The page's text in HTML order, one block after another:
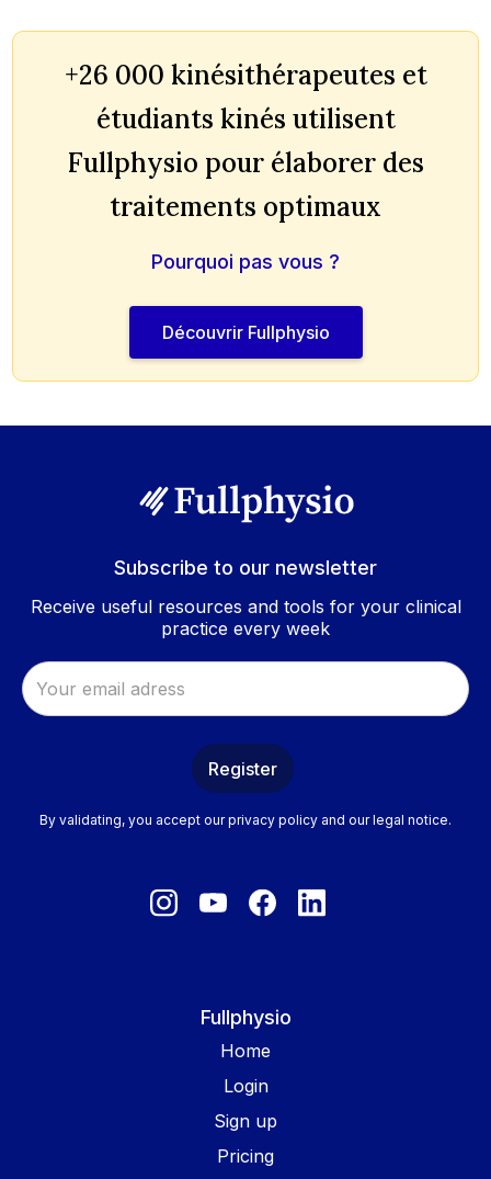
+26 000 kinésithérapeutes et
étudiants kinés utilisent
Fullphysio pour élaborer des
traitements optimaux
Pourquoi pas vous ?
Découvrir Fullphysio
Subscribe to our newsletter
Receive useful resources and tools for your clinical
practice every week
By validating, you accept our privacy policy and our legal notice.
Fullphysio
Home
Login
Sign up
Pricing